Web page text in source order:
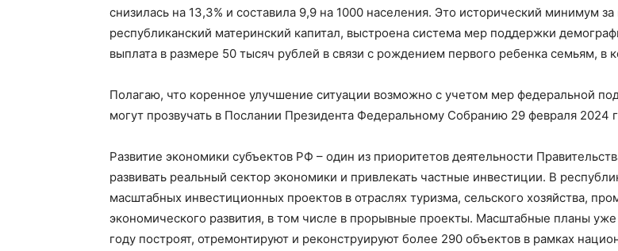
снизилась на 13,3% и составила 9,9 на 1000 населения. Это исторический минимум
республиканский материнский капитал, выстроена система мер поддержки
выплата в размере 50 тысяч рублей в связи с рождением первого ребенка семьям, в
Полагаю, что коренное улучшение ситуации возможно с учетом мер федеральной
могут прозвучать в Послании Президента Федеральному Собранию 29 февраля 2024
Развитие экономики субъектов РФ – один из приоритетов деятельности
развивать реальный сектор экономики и привлекать частные инвестиции. В
масштабных инвестиционных проектов в отраслях туризма, сельского хозяйства,
экономического развития, в том числе в прорывные проекты. Масштабные планы
году построят, отремонтируют и реконструируют более 290 объектов в рамках